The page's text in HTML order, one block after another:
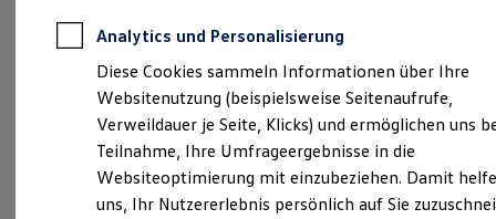
Autokredit mit Schlussrate
Versicherungen und Garantien
Kfz-Versicherung
Restschuldversicherungen
Garantien
Wartungsverträge
Geschäftskunden
Professional Class bei Volkswagen
Großkunden
Behörden
Analytics und Personalisierung
Diese Cookies sammeln Informationen über Ihre
Websitenutzung (beispielsweise Seitenaufrufe,
Verweildauer je Seite, Klicks) und ermöglichen uns
Teilnahme, Ihre Umfrageergebnisse in die
Websiteoptimierung mit einzubeziehen. Damit
uns, Ihr Nutzererlebnis persönlich auf Sie